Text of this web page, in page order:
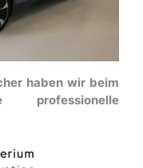
haben wir beim